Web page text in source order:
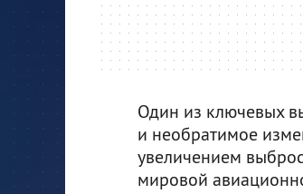
Один из ключевых
и необратимое
увеличением
мировой